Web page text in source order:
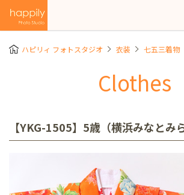
ハピリィ フォトスタジオ 衣装 七五三着物
Clothes
【YKG-1505】5歳（横浜みなとみ